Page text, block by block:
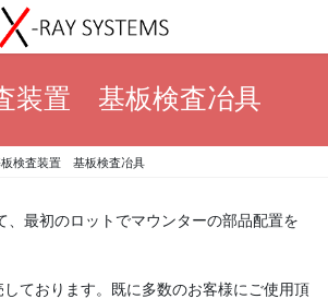
装置 基板検査冶具
検査装置 基板検査冶具
、最初のロットでマウンターの部品配置を
ております。既に多数のお客様にご使用頂